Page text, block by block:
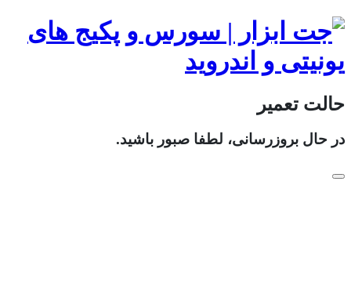
حالت تعمیر
در حال بروزرسانی، لطفا صبور باشید.